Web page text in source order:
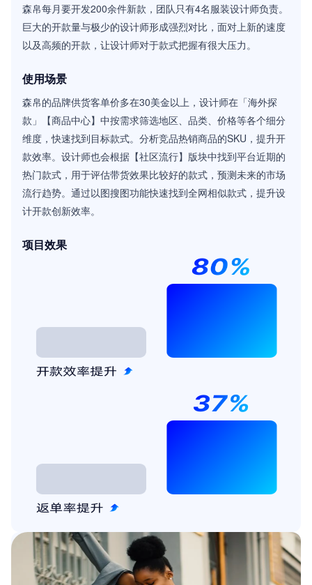
森帛每月要开发200余件新款，团队只有4名服装设计师负责。
巨大的开款量与极少的设计师形成强烈对比，面对上新的速度
以及高频的开款，让设计师对于款式把握有很大压力。
使用场景
森帛的品牌供货客单价多在30美金以上，设计师在「海外探
款」【商品中心】中按需求筛选地区、品类、价格等各个细分
维度，快速找到目标款式。分析竞品热销商品的SKU，提升开
款效率。设计师也会根据【社区流行】版块中找到平台近期的
热门款式，用于评估带货效果比较好的款式，预测未来的市场
流行趋势。通过以图搜图功能快速找到全网相似款式，提升设
计开款创新效率。
项目效果